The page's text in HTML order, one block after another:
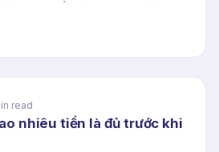
read
nhiêu tiền là đủ trước khi